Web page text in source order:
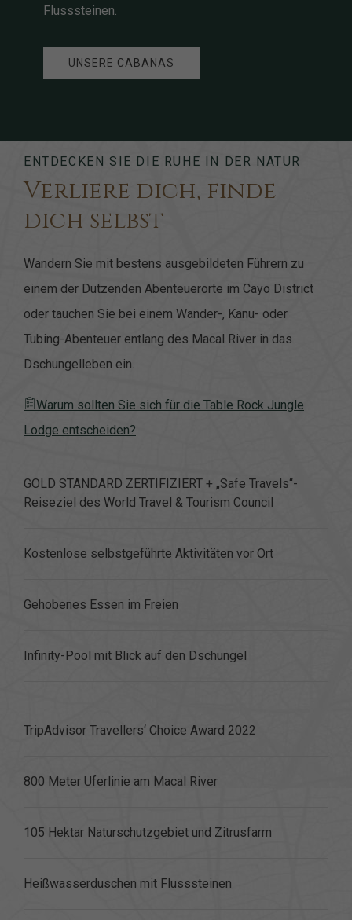
Flusssteinen.
UNSERE CABANAS
ENTDECKEN SIE DIE RUHE IN DER NATUR
Verliere dich, finde
dich selbst
Wandern Sie mit bestens ausgebildeten Führern zu
einem der Dutzenden Abenteuerorte im Cayo District
oder tauchen Sie bei einem Wander-, Kanu- oder
Tubing-Abenteuer entlang des Macal River in das
Dschungelleben ein.
Warum sollten Sie sich für die Table Rock Jungle
Lodge entscheiden?
GOLD STANDARD ZERTIFIZIERT + „Safe Travels“-
Reiseziel des World Travel & Tourism Council
Kostenlose selbstgeführte Aktivitäten vor Ort
Gehobenes Essen im Freien
Infinity-Pool mit Blick auf den Dschungel
TripAdvisor Travellers‘ Choice Award 2022
800 Meter Uferlinie am Macal River
105 Hektar Naturschutzgebiet und Zitrusfarm
Heißwasserduschen mit Flusssteinen